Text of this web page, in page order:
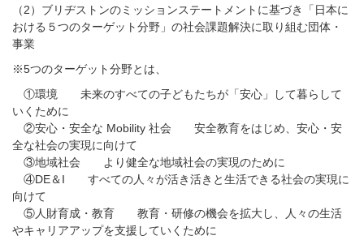
（2）ブリヂストンのミッションステートメントに基づき「日本に
おける５つのターゲット分野」の社会課題解決に取り組む団体・
事業
※5つのターゲット分野とは、
①環境 未来のすべての子どもたちが「安心」して暮らして
いくために
②安心・安全な Mobility 社会 安全教育をはじめ、安心・安
全な社会の実現に向けて
③地域社会 より健全な地域社会の実現のために
④DE＆I すべての人々が活き活きと生活できる社会の実現に
向けて
⑤人財育成・教育 教育・研修の機会を拡大し、人々の生活
やキャリアアップを支援していくために